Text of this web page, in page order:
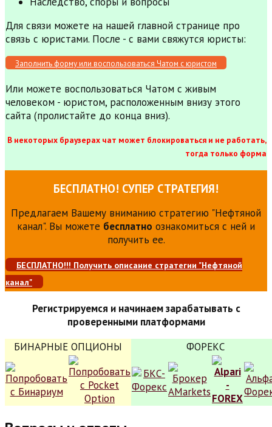
Для связи можете на нашей главной странице про
связь с юристами. После - с вами свяжутся юристы:
Заполнить форму или воспользоваться Чатом с юристом
Или можете воспользоваться Чатом с живым
человеком - юристом, расположенным внизу этого
сайта (пролистайте до конца вниз).
В некоторых браузерах чат может блокироваться и не работать,
тогда только форма
БЕСПЛАТНО! СУПЕР СТРАТЕГИЯ!
Предлагаем Вашему вниманию стратегию "Нефтяной
канал". Вы можете бесплатно ознакомиться с ней и
получить ее.
БЕСПЛАТНО!!! Получить описание стратегии "Нефтяной
канал"
Регистрируемся и начинаем зарабатывать с
проверенными платформами
БИНАРНЫЕ ОПЦИОНЫ
ФОРЕКС